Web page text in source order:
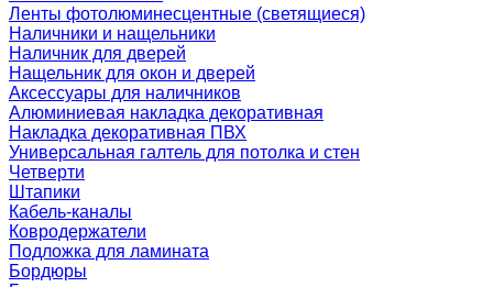
Ленты фотолюминесцентные (светящиеся)
Наличники и нащельники
Наличник для дверей
Нащельник для окон и дверей
Аксессуары для наличников
Алюминиевая накладка декоративная
Накладка декоративная ПВХ
Универсальная галтель для потолка и стен
Четверти
Штапики
Кабель-каналы
Ковродержатели
Подложка для ламината
Бордюры